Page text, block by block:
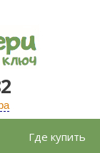
Где купить